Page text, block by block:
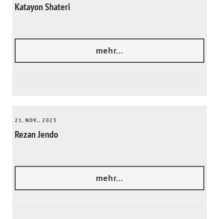
Katayon Shateri
mehr...
21. NOV.. 2023
Rezan Jendo
mehr...